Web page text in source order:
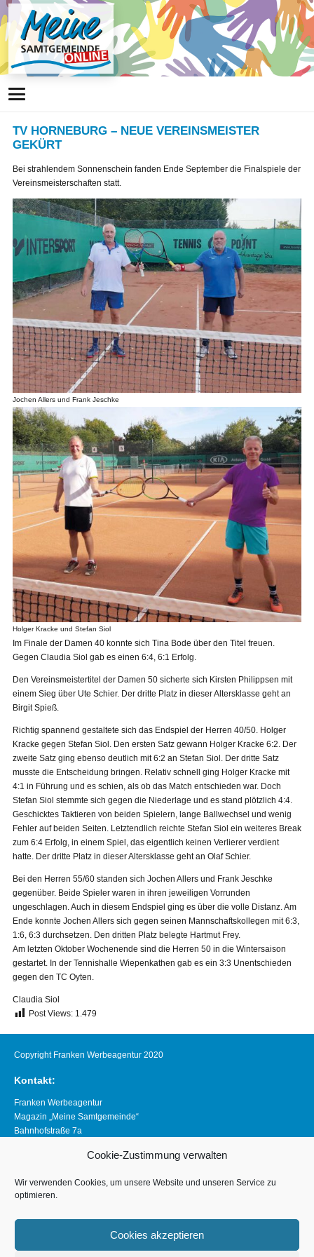
Cookie-Zustimmung verwalten
Wir verwenden Cookies, um unsere Website und unseren Service zu
optimieren.
Cookies akzeptieren
TV HORNEBURG – NEUE VEREINSMEISTER
GEKÜRT
Bei strahlendem Sonnenschein fanden Ende September die Finalspiele der
Vereinsmeisterschaften statt.
Jochen Allers und Frank Jeschke
Holger Kracke und Stefan Siol
Im Finale der Damen 40 konnte sich Tina Bode über den Titel freuen.
Gegen Claudia Siol gab es einen 6:4, 6:1 Erfolg.
Den Vereinsmeistertitel der Damen 50 sicherte sich Kirsten Philippsen mit
einem Sieg über Ute Schier. Der dritte Platz in dieser Altersklasse geht an
Birgit Spieß.
Richtig spannend gestaltete sich das Endspiel der Herren 40/50. Holger
Kracke gegen Stefan Siol. Den ersten Satz gewann Holger Kracke 6:2. Der
zweite Satz ging ebenso deutlich mit 6:2 an Stefan Siol. Der dritte Satz
musste die Entscheidung bringen. Relativ schnell ging Holger Kracke mit
4:1 in Führung und es schien, als ob das Match entschieden war. Doch
Stefan Siol stemmte sich gegen die Niederlage und es stand plötzlich 4:4.
Geschicktes Taktieren von beiden Spielern, lange Ballwechsel und wenig
Fehler auf beiden Seiten. Letztendlich reichte Stefan Siol ein weiteres Break
zum 6:4 Erfolg, in einem Spiel, das eigentlich keinen Verlierer verdient
hatte. Der dritte Platz in dieser Altersklasse geht an Olaf Schier.
Bei den Herren 55/60 standen sich Jochen Allers und Frank Jeschke
gegenüber. Beide Spieler waren in ihren jeweiligen Vorrunden
ungeschlagen. Auch in diesem Endspiel ging es über die volle Distanz. Am
Ende konnte Jochen Allers sich gegen seinen Mannschaftskollegen mit 6:3,
1:6, 6:3 durchsetzen. Den dritten Platz belegte Hartmut Frey.
Am letzten Oktober Wochenende sind die Herren 50 in die Wintersaison
gestartet. In der Tennishalle Wiepenkathen gab es ein 3:3 Unentschieden
gegen den TC Oyten.
Claudia Siol
Post Views: 1.479
Copyright Franken Werbeagentur 2020
Kontakt:
Franken Werbeagentur
Magazin „Meine Samtgemeinde“
Bahnhofstraße 7a
Telefon 04163 8390281
Links:
www.franken-werbeagentur.de